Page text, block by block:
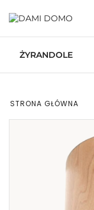
ŻYRANDOLE
STRONA GŁÓWNA